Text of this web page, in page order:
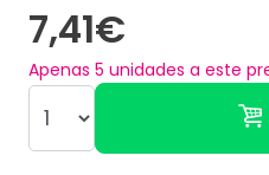
7,41€
Apenas 5 unidades a este